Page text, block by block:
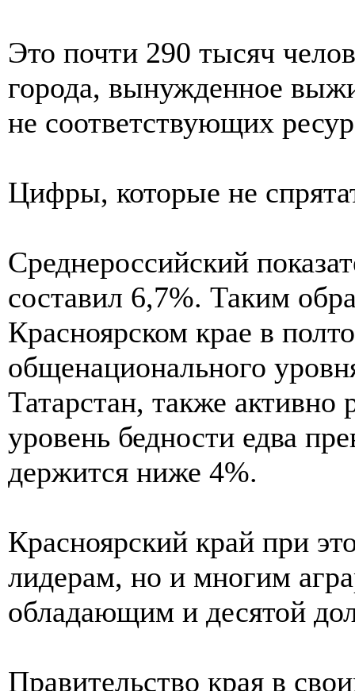
Это почти 290 тысяч
города, вынужденное
не соответствующих
Цифры, которые не
Среднероссийский
составил 6,7%. Таким
Красноярском крае в
общенационального
Татарстан, также
уровень бедности едва
держится ниже 4%.
Красноярский край при
лидерам, но и многим
обладающим и десятой
Правительство края в